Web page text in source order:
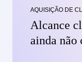
AQUISIÇÃO DE
Alcance
ainda não